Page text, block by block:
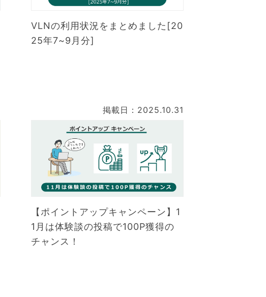
VLNの利用状況をまとめました[20
25年7~9月分]
掲載日：2025.10.31
【ポイントアップキャンペーン】1
1月は体験談の投稿で100P獲得の
チャンス！